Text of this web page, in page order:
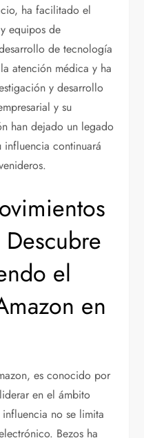
ha facilitado el
equipos de
de tecnología
atención médica y ha
y desarrollo
y su
han dejado un legado
influencia continuará
el
en
es conocido por
en el ámbito
no se limita
Bezos ha